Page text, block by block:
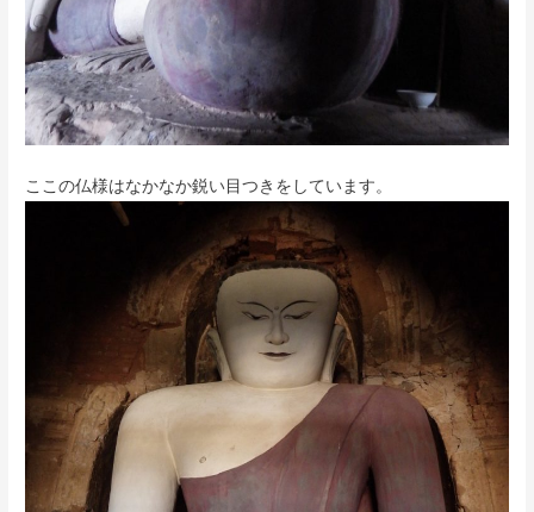
ここの仏様はなかなか鋭い目つきをしています。